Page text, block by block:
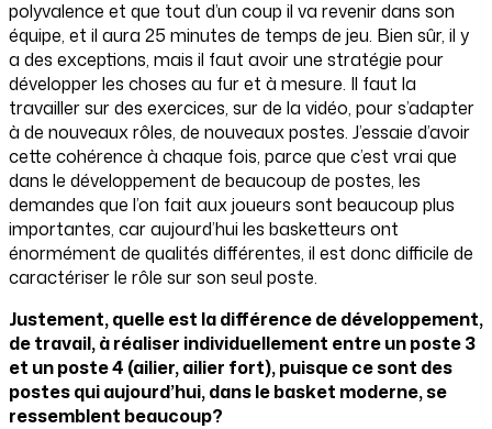
polyvalence et que tout d’un coup il va revenir dans son
équipe, et il aura 25 minutes de temps de jeu. Bien sûr, il y
a des exceptions, mais il faut avoir une stratégie pour
développer les choses au fur et à mesure. Il faut la
travailler sur des exercices, sur de la vidéo, pour s’adapter
à de nouveaux rôles, de nouveaux postes. J’essaie d’avoir
cette cohérence à chaque fois, parce que c’est vrai que
dans le développement de beaucoup de postes, les
demandes que l’on fait aux joueurs sont beaucoup plus
importantes, car aujourd’hui les basketteurs ont
énormément de qualités différentes, il est donc difficile de
caractériser le rôle sur son seul poste.
Justement, quelle est la différence de développement,
de travail, à réaliser individuellement entre un poste 3
et un poste 4 (ailier, ailier fort), puisque ce sont des
postes qui aujourd’hui, dans le basket moderne, se
ressemblent beaucoup?